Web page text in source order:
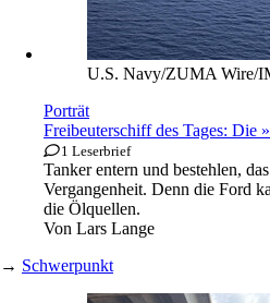
U.S. Navy/ZUMA Wire/
Porträt
Freibeuterschiff des Tages: Die
1 Leserbrief
Tanker entern und bestehlen,
Vergangenheit. Denn die Ford
die Ölquellen.
Von Lars Lange
→ Schwerpunkt